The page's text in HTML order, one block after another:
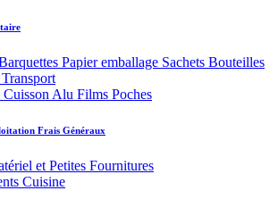
Papier emballage Sachets Bouteilles
Transport
Cuisson Alu Films Poches
Frais Généraux
et Petites Fournitures
Cuisine